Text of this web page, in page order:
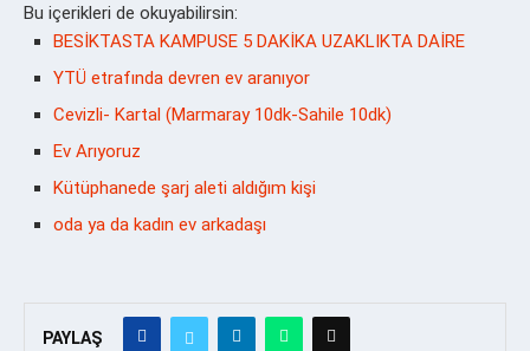
Bu içerikleri de okuyabilirsin:
BESİKTASTA KAMPUSE 5 DAKİKA UZAKLIKTA DAİRE
YTÜ etrafında devren ev aranıyor
Cevizli- Kartal (Marmaray 10dk-Sahile 10dk)
Ev Arıyoruz
Kütüphanede şarj aleti aldığım kişi
oda ya da kadın ev arkadaşı
PAYLAŞ